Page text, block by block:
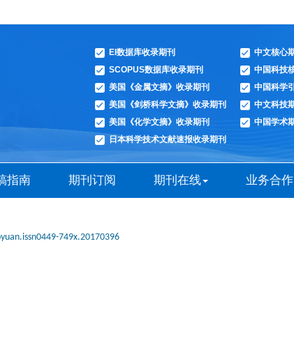
中文核心
中国科技
中国科学
中文科技
中国学术
EI数据库收录期刊
SCOPUS数据库收录期刊
美国《金属文摘》收录期刊
美国《剑桥科学文摘》收录期刊
美国《化学文摘》收录期刊
日本科学技术文献速报收录期刊
指南 期刊订阅 期刊在线 业务合作
749x.20170396